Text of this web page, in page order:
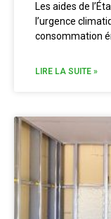
Les aides de
l’urgence
consommation
LIRE LA SUITE »